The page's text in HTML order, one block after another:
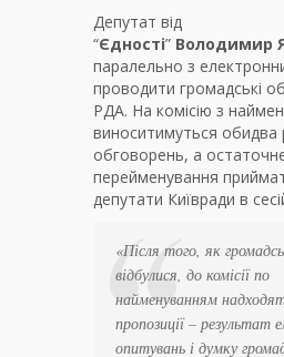
Депутат від
“Єдності” Володимир
паралельно з
проводити громадські
РДА. На комісію з
виноситимуться обидва
обговорень, а
перейменування
депутати Київради в
«Після того, як
відбулися, до комісії по
найменуванням
пропозиції – результат
опитувань і думку